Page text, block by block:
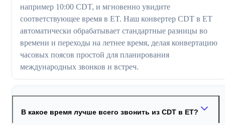
например 10:00 CDT, и мгновенно увидите
соответствующее время в ET. Наш конвертер CDT в ET
автоматически обрабатывает стандартные разницы во
времени и переходы на летнее время, делая конвертацию
часовых поясов простой для планирования
международных звонков и встреч.
В какое время лучше всего звонить из CDT в ET?